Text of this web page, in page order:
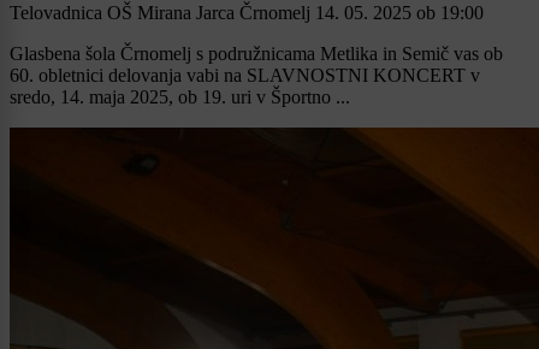
Telovadnica OŠ Mirana Jarca Črnomelj 14. 05. 2025 ob 19:00
Glasbena šola Črnomelj s podružnicama Metlika in Semič vas ob
60. obletnici delovanja vabi na SLAVNOSTNI KONCERT v
sredo, 14. maja 2025, ob 19. uri v Športno ...